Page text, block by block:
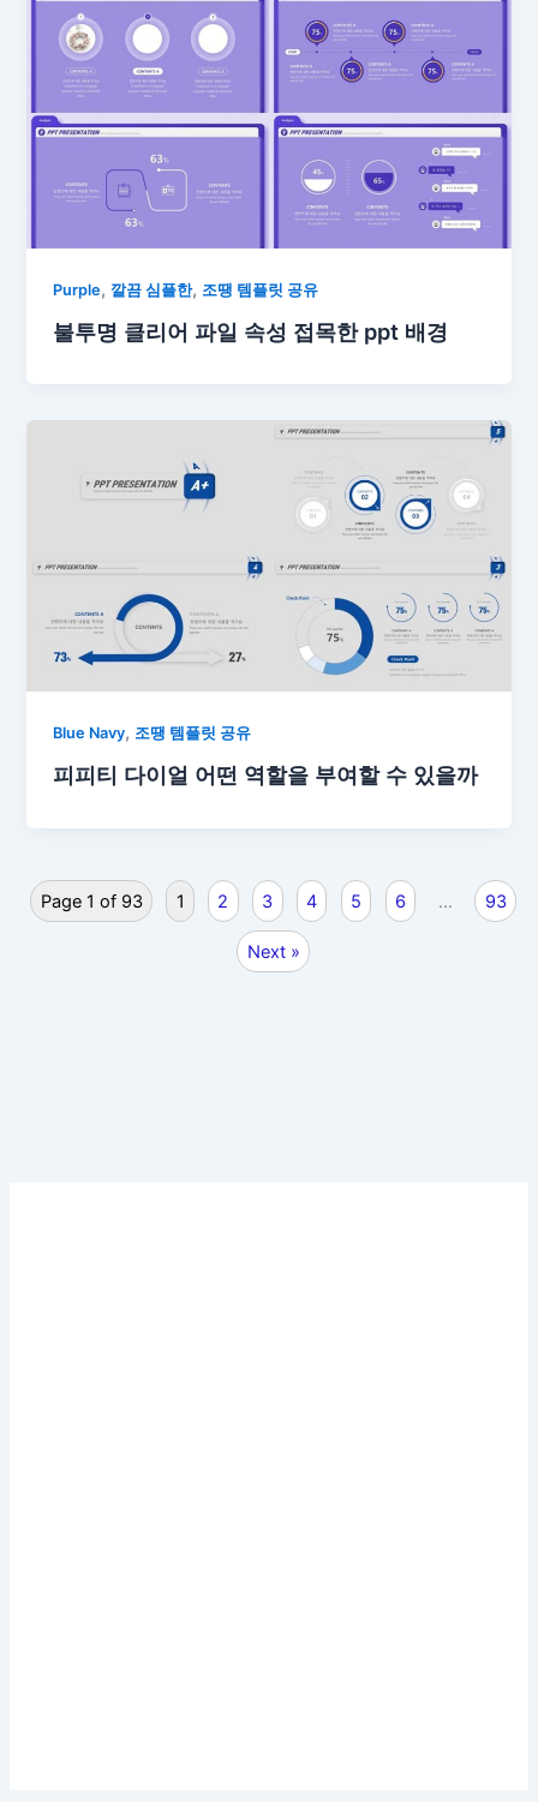
Purple,깔끔 심플한, 조땡 템플릿 공유
불투명 클리어 파일 속성 접목한 ppt 배경
Blue Navy, 조땡 템플릿 공유
피피티 다이얼 어떤 역할을 부여할 수 있을까
Page 1 of 93 1 2 3 4 5 6 … 93
Next »